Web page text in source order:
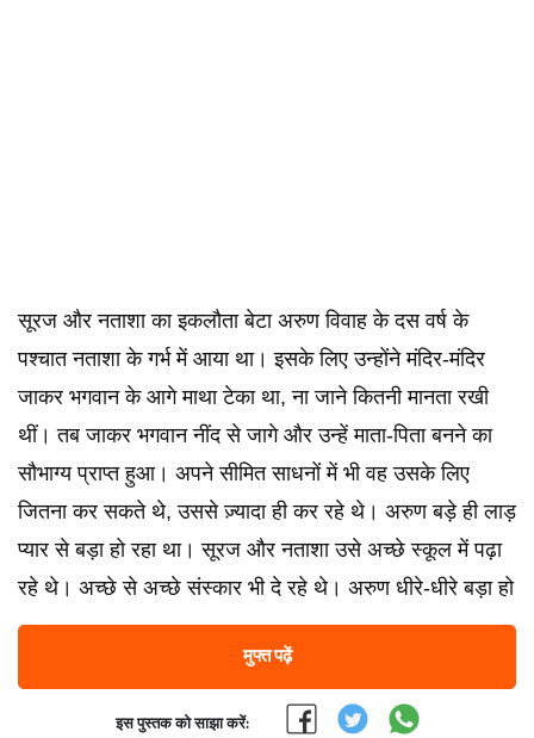
सूरज और नताशा का इकलौता बेटा अरुण विवाह के दस वर्ष के
पश्चात नताशा के गर्भ में आया था। इसके लिए उन्होंने मंदिर-मंदिर
जाकर भगवान के आगे माथा टेका था, ना जाने कितनी मानता रखी
थीं। तब जाकर भगवान नींद से जागे और उन्हें माता-पिता बनने का
सौभाग्य प्राप्त हुआ। अपने सीमित साधनों में भी वह उसके लिए
जितना कर सकते थे, उससे ज़्यादा ही कर रहे थे। अरुण बड़े ही लाड़
प्यार से बड़ा हो रहा था। सूरज और नताशा उसे अच्छे स्कूल में पढ़ा
रहे थे। अच्छे से अच्छे संस्कार भी दे रहे थे। अरुण धीरे-धीरे बड़ा हो
मुफ्त पढ़ें
इस पुस्तक को साझा करें: